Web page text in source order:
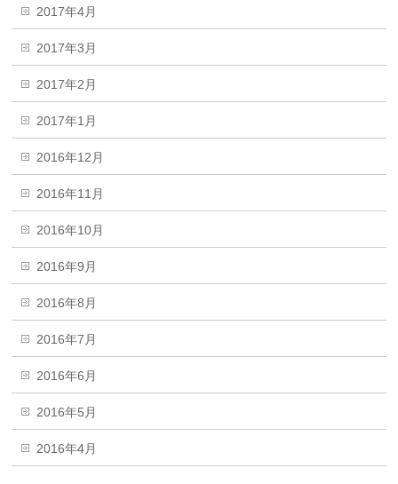
2017年4月
2017年3月
2017年2月
2017年1月
2016年12月
2016年11月
2016年10月
2016年9月
2016年8月
2016年7月
2016年6月
2016年5月
2016年4月